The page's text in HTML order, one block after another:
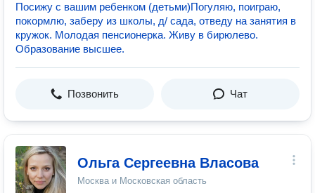
Посижу с вашим ребенком (детьми)Погуляю, поиграю,
покормлю, заберу из школы, д/ сада, отведу на занятия в
кружок. Молодая пенсионерка. Живу в бирюлево.
Образование высшее.
Позвонить Чат
Ольга Сергеевна Власова
Москва и Московская область